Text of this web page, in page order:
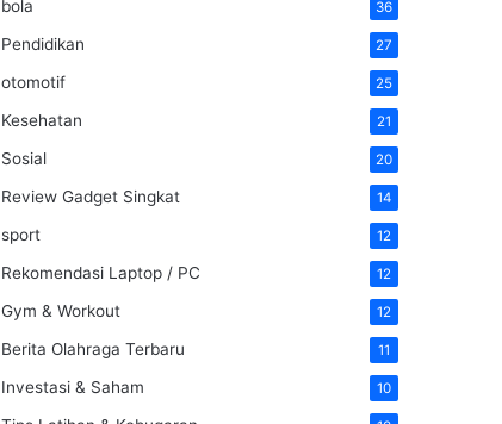
bola 36
Pendidikan 27
otomotif 25
Kesehatan 21
Sosial 20
Review Gadget Singkat 14
sport 12
Rekomendasi Laptop / PC 12
Gym & Workout 12
Berita Olahraga Terbaru 11
Investasi & Saham 10